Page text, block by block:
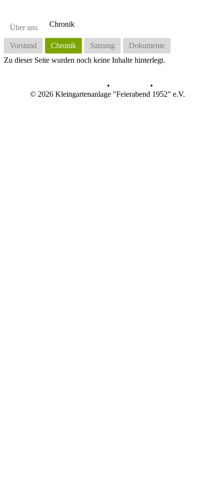
Über uns
Vorstand Chronik Satzung Dokumente
Chronik
Zu dieser Seite wurden noch keine Inhalte hinterlegt.
•
•
© 2026 Kleingartenanlage "Feierabend 1952" e.V.